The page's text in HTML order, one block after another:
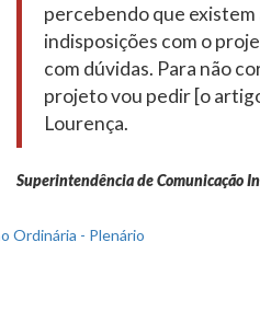
percebendo que existem
indisposições com o
com dúvidas. Para não
projeto vou pedir [o
Lourença.
Superintendência de Comunicação